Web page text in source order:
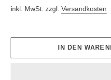
Preis
inkl. MwSt. zzgl. Versandkosten
IN DEN